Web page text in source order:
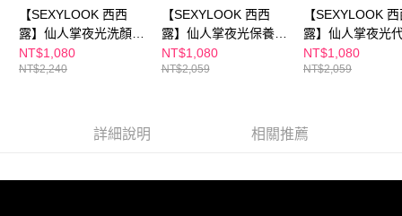
５．嚴禁一人註冊多個帳號或使用他人資訊註冊。若發現惡意使用之情形，
恩沛科技股份有限公司將有權停止該用戶之使用額度並採取法律行動。
每筆NT$150，滿NT$1,500(含以上)免運費
【SEXYLOOK 西西
露】仙人掌夜光洗顏組
(夜光代謝水 200ml+夜
光代謝霜 75ml+洗面乳
NT$1,080
NT$2,240
【SEXYLOOK 西西
露】仙人掌夜光保養組
(仙人掌夜光代謝水
150ml+仙人掌夜光代
NT$1,080
NT$2,059
【SEXYLOOK
露】仙人掌夜光
150ml+仙人掌夜
謝霜 50ml+牛奶
NT$1,080
NT$2,059
詳細說明 相關推薦